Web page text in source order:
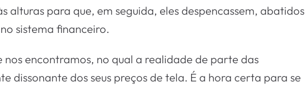
alturas para que, em seguida, eles despencassem, abatidos
sistema financeiro.
nos encontramos, no qual a realidade de parte das
dissonante dos seus preços de tela. É a hora certa para se